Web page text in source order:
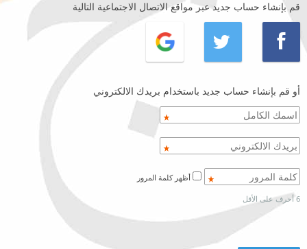
قم بإنشاء حساب جديد عبر مواقع الاتصال الاجتماعية التالية
أو قم بإنشاء حساب جديد باستخدام بريدك الالكتروني
6 أحرف على الأقل